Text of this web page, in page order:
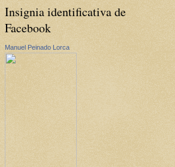
Insignia identificativa de
Facebook
Manuel Peinado Lorca